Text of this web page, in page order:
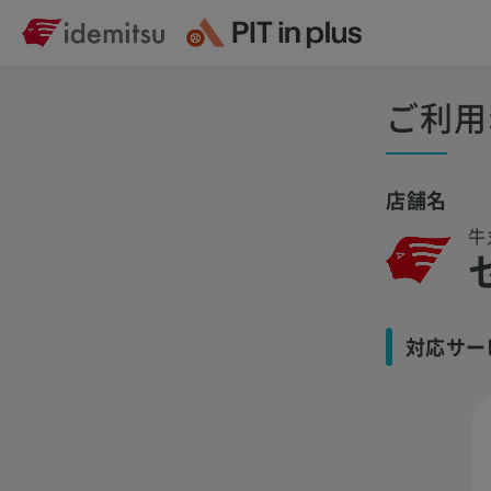
ご利
店舗名
牛
対応サー